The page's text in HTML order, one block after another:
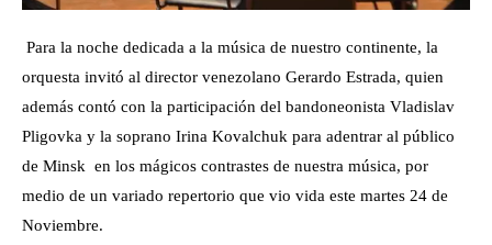
Para la noche dedicada a la música de nuestro continente, la
orquesta invitó al director venezolano Gerardo Estrada, quien
además contó con la participación del bandoneonista Vladislav
Pligovka y la soprano Irina Kovalchuk para adentrar al público
de Minsk en los mágicos contrastes de nuestra música, por
medio de un variado repertorio que vio vida este martes 24 de
Noviembre.